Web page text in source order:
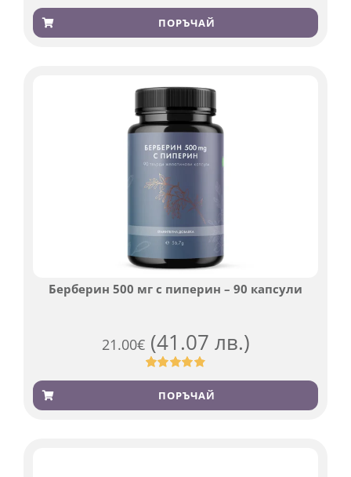
Оценен
4.83 от 5,
923
ПОРЪЧАЙ
Берберин 500 мг с пиперин – 90 капсули
21.00€ (41.07 лв.)
Оценен
4.84 от 5,
369
ПОРЪЧАЙ